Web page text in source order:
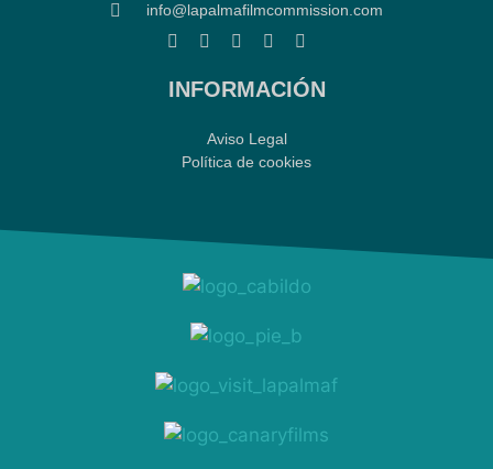
info@lapalmafilmcommission.com
INFORMACIÓN
Aviso Legal
Política de cookies